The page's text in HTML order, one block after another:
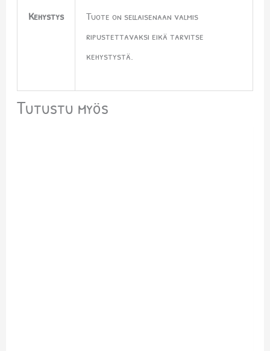
Kehystys
Tuote on sellaisenaan valmis
ripustettavaksi eikä tarvitse
kehystystä.
Tutustu myös